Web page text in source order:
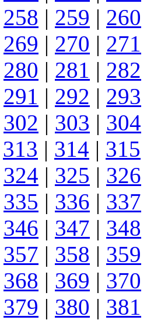
258 | 259 | 260
269 | 270 | 271
280 | 281 | 282
291 | 292 | 293
302 | 303 | 304
313 | 314 | 315
324 | 325 | 326
335 | 336 | 337
346 | 347 | 348
357 | 358 | 359
368 | 369 | 370
379 | 380 | 381